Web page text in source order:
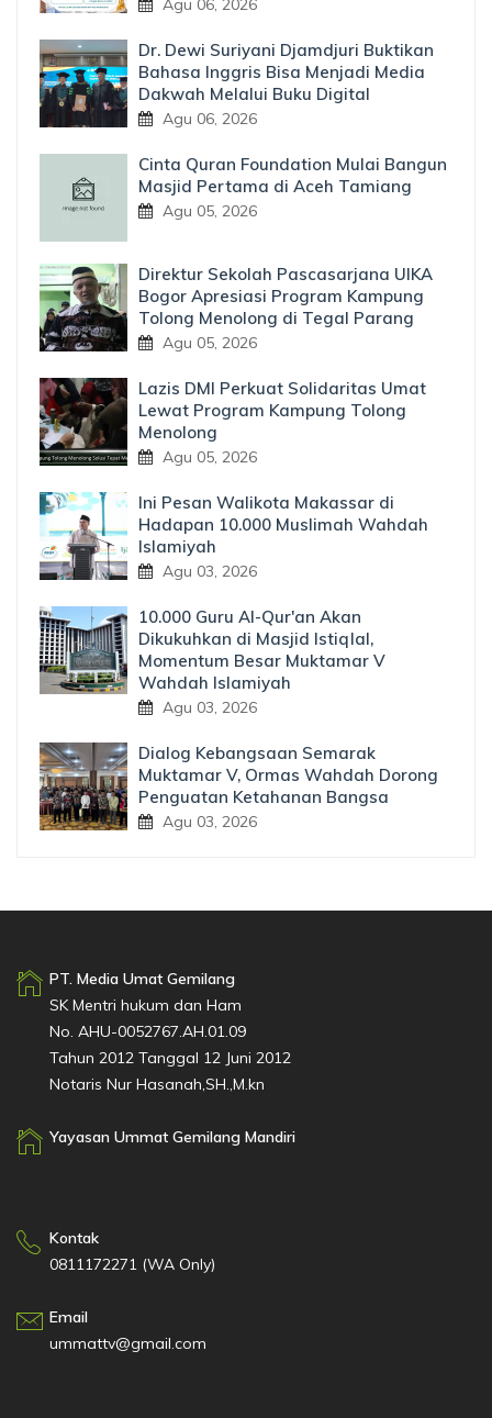
Agu 06, 2026
Dr. Dewi Suriyani Djamdjuri Buktikan
Bahasa Inggris Bisa Menjadi Media
Dakwah Melalui Buku Digital
Agu 06, 2026
Cinta Quran Foundation Mulai Bangun
Masjid Pertama di Aceh Tamiang
Agu 05, 2026
Direktur Sekolah Pascasarjana UIKA
Bogor Apresiasi Program Kampung
Tolong Menolong di Tegal Parang
Agu 05, 2026
Lazis DMI Perkuat Solidaritas Umat
Lewat Program Kampung Tolong
Menolong
Agu 05, 2026
Ini Pesan Walikota Makassar di
Hadapan 10.000 Muslimah Wahdah
Islamiyah
Agu 03, 2026
10.000 Guru Al-Qur'an Akan
Dikukuhkan di Masjid Istiqlal,
Momentum Besar Muktamar V
Wahdah Islamiyah
Agu 03, 2026
Dialog Kebangsaan Semarak
Muktamar V, Ormas Wahdah Dorong
Penguatan Ketahanan Bangsa
Agu 03, 2026
PT. Media Umat Gemilang
SK Mentri hukum dan Ham
No. AHU-0052767.AH.01.09
Tahun 2012 Tanggal 12 Juni 2012
Notaris Nur Hasanah,SH.,M.kn
Yayasan Ummat Gemilang Mandiri
Kontak
0811172271 (WA Only)
Email
ummattv@gmail.com